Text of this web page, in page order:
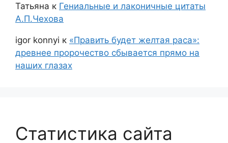
Татьяна к Гениальные и лаконичные цитаты
А.П.Чехова
igor konnyi к «Править будет желтая раса»:
древнее пророчество сбывается прямо на
наших глазах
Статистика сайта